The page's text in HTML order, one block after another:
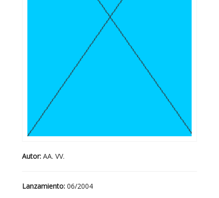
Autor: AA. VV.
Lanzamiento: 06/2004